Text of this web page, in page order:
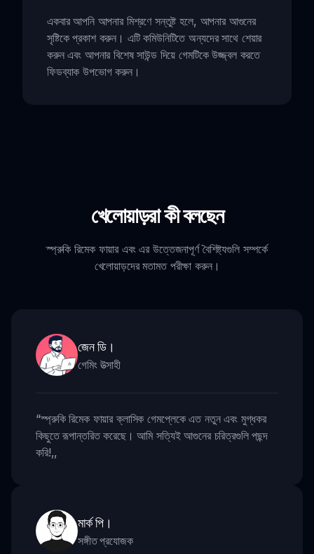
একবার আপনি আপনার মিশ্রণে সন্তুষ্ট হলে, আপনার আগুনের
সৃষ্টিকে প্রকাশ করুন। এটি কমিউনিটিতে অন্যদের সাথে শেয়ার
করুন এবং আপনার বিশেষ সাউন্ড দিয়ে গেমটিকে উজ্জ্বল করতে
ফিডব্যাক উপভোগ করুন।
খেলোয়াড়রা কী বলছেন
স্প্রুকি রিমেক ফায়ার এবং এর উত্তেজনাপূর্ণ বৈশিষ্ট্যগুলি সম্পর্কে
খেলোয়াড়দের মতামত পরীক্ষা করুন।
জেন ডি।
গেমিং উত্সাহী
“স্প্রুকি রিমেক ফায়ার ক্লাসিক গেমপ্লেকে এত নতুন এবং মুগ্ধকর
কিছুতে রূপান্তরিত করেছে। আমি সত্যিই আগুনের চরিত্রগুলি পছন্দ
করি!,,
মার্ক পি।
সঙ্গীত প্রযোজক